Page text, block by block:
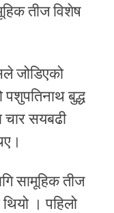
तीज विशेष
जोडिएको
पशुपतिनाथ बुद्ध
चार सयबढी
सामूहिक तीज
। पहिलो